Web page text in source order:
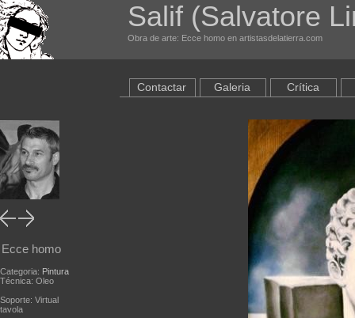
Salif (Salvatore
Obra de arte: Ecce homo en artistasdelatierra.com
Ecce homo
Categoria: Pintura
Técnica: Oleo
Soporte: Virtual
tavola
Contactar Galeria Crítica